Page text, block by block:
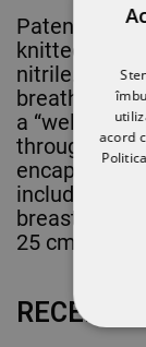
Patented
knitted
nitrile.
breathable
a “well-
through the
include aloe
breast
25 cm.
RECENZII
acord